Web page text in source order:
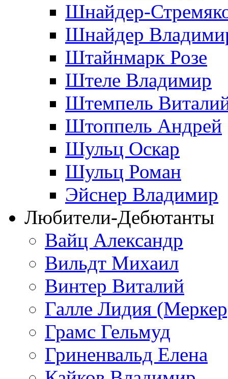
Шнайдер-
Шнайдер
Штайнмарк Розe
Штеле Владимир
Штемпель
Штоппель Андрей
Шульц Оскар
Шульц Роман
Эйснер Владимир
Любители-Дебютанты
Вайц Александр
Вильдт Михаил
Винтер Виталий
Галле Лидия
Грамс Гельмуд
Гриненвальд Елена